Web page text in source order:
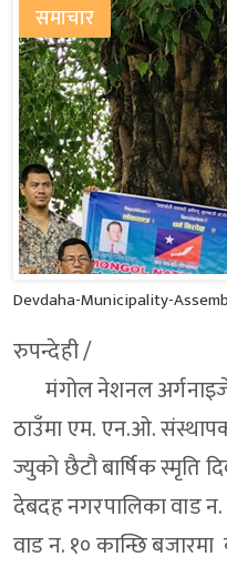
समाचार
Devdaha-Municipality-
रुपन्देही /
मंगोल नेशनल
ठाउँमा एम. एन.ओ.
ज्युको छैटौ बार्षिक स्मृति
देबदह नगरपालिका वाड
वाड न. १० कान्छि